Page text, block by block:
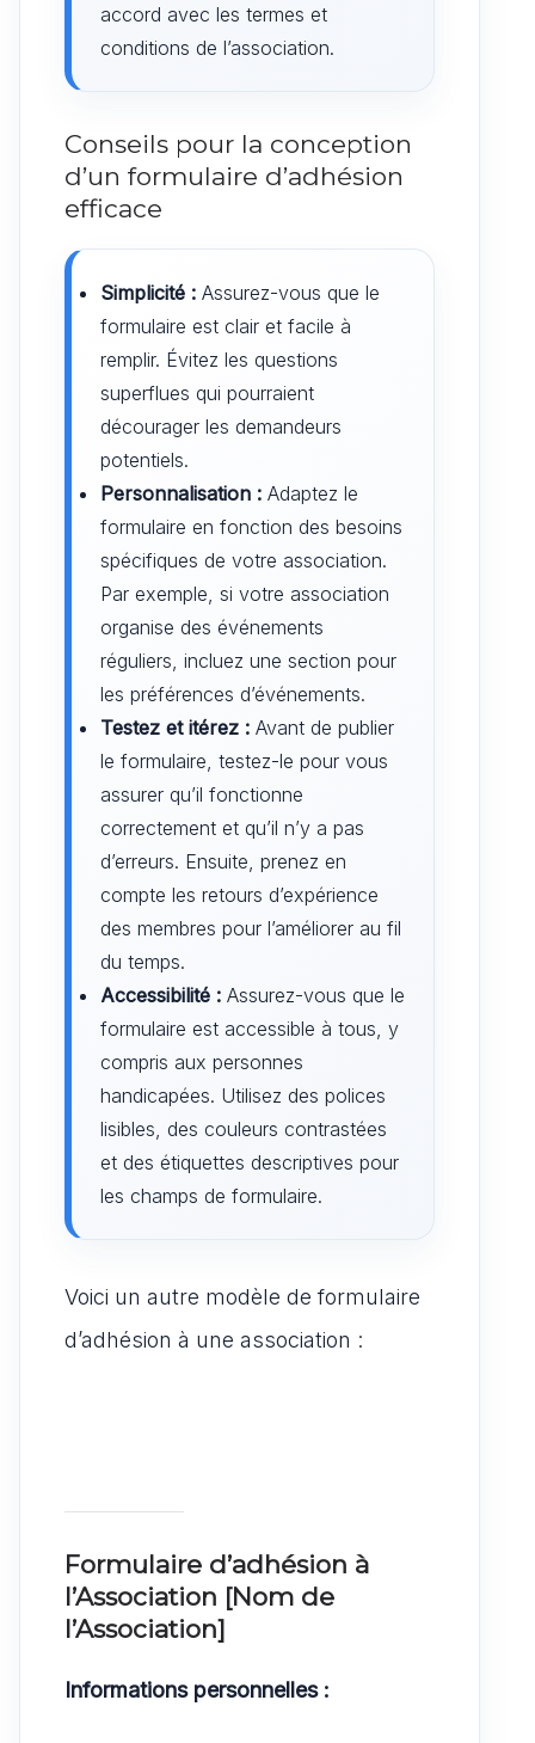
accord avec les termes et
conditions de l’association.
Conseils pour la conception
d’un formulaire d’adhésion
efficace
Simplicité : Assurez-vous que le
formulaire est clair et facile à
remplir. Évitez les questions
superflues qui pourraient
décourager les demandeurs
potentiels.
Personnalisation : Adaptez le
formulaire en fonction des besoins
spécifiques de votre association.
Par exemple, si votre association
organise des événements
réguliers, incluez une section pour
les préférences d’événements.
Testez et itérez : Avant de publier
le formulaire, testez-le pour vous
assurer qu’il fonctionne
correctement et qu’il n’y a pas
d’erreurs. Ensuite, prenez en
compte les retours d’expérience
des membres pour l’améliorer au fil
du temps.
Accessibilité : Assurez-vous que le
formulaire est accessible à tous, y
compris aux personnes
handicapées. Utilisez des polices
lisibles, des couleurs contrastées
et des étiquettes descriptives pour
les champs de formulaire.
Voici un autre modèle de formulaire
d’adhésion à une association :
Formulaire d’adhésion à
l’Association [Nom de
l’Association]
Informations personnelles :